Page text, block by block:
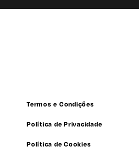
Termos e Condições
Política de Privacidade
Política de Cookies